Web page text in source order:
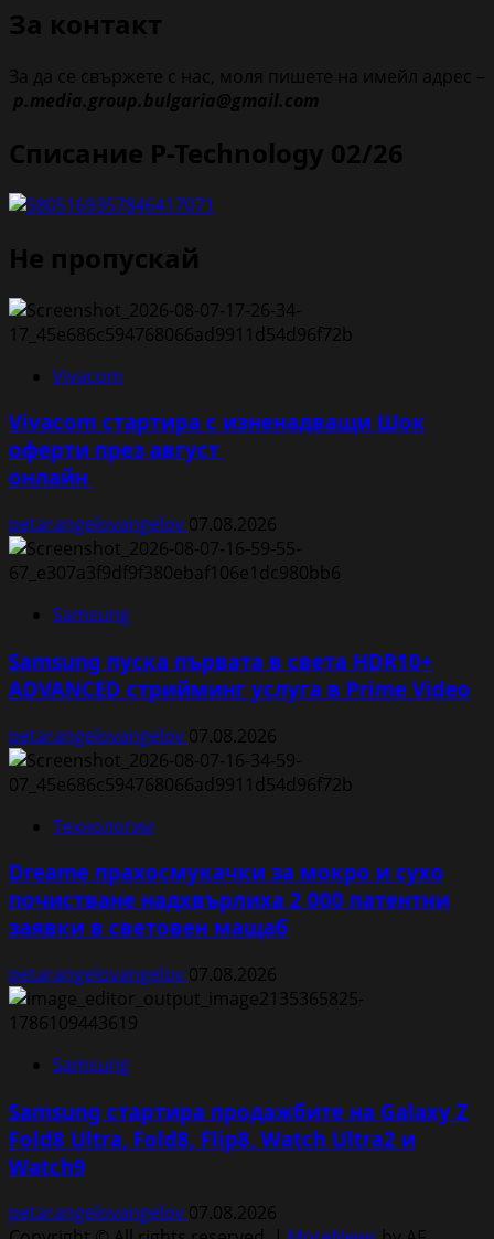
За контакт
За да се свържете с нас, моля пишете на имейл адрес –
p.media.group.bulgaria@gmail.com
Списание P-Technology 02/26
Не пропускай
Vivacom
Vivacom стартира с изненадващи Шок
оферти през август
онлайн
petarangelovangelov 07.08.2026
Samsung
Samsung пуска първата в света HDR10+
ADVANCED стрийминг услуга в Prime Video
petarangelovangelov 07.08.2026
Технологии
Dreame прахосмукачки за мокро и сухо
почистване надхвърлиха 2 000 патентни
заявки в световен мащаб
petarangelovangelov 07.08.2026
Samsung
Samsung стартира продажбите на Galaxy Z
Fold8 Ultra, Fold8, Flip8, Watch Ultra2 и
Watch9
petarangelovangelov 07.08.2026